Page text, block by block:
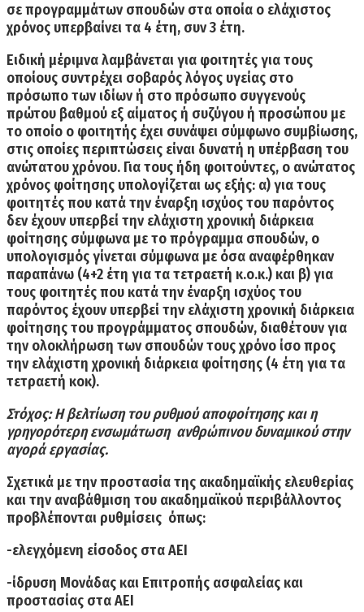
σε προγραμμάτων σπουδών στα οποία ο ελάχιστος
χρόνος υπερβαίνει τα 4 έτη, συν 3 έτη.
Ειδική μέριμνα λαμβάνεται για φοιτητές για τους
οποίους συντρέχει σοβαρός λόγος υγείας στο
πρόσωπο των ιδίων ή στο πρόσωπο συγγενούς
πρώτου βαθμού εξ αίματος ή συζύγου ή προσώπου με
το οποίο ο φοιτητής έχει συνάψει σύμφωνο συμβίωσης,
στις οποίες περιπτώσεις είναι δυνατή η υπέρβαση του
ανώτατου χρόνου. Για τους ήδη φοιτούντες, ο ανώτατος
χρόνος φοίτησης υπολογίζεται ως εξής: α) για τους
φοιτητές που κατά την έναρξη ισχύος του παρόντος
δεν έχουν υπερβεί την ελάχιστη χρονική διάρκεια
φοίτησης σύμφωνα με το πρόγραμμα σπουδών, ο
υπολογισμός γίνεται σύμφωνα με όσα αναφέρθηκαν
παραπάνω (4+2 έτη για τα τετραετή κ.ο.κ.) και β) για
τους φοιτητές που κατά την έναρξη ισχύος του
παρόντος έχουν υπερβεί την ελάχιστη χρονική διάρκεια
φοίτησης του προγράμματος σπουδών, διαθέτουν για
την ολοκλήρωση των σπουδών τους χρόνο ίσο προς
την ελάχιστη χρονική διάρκεια φοίτησης (4 έτη για τα
τετραετή κοκ).
Στόχος: Η βελτίωση του ρυθμού αποφοίτησης και η
γρηγορότερη ενσωμάτωση ανθρώπινου δυναμικού στην
αγορά εργασίας.
Σχετικά με την προστασία της ακαδημαϊκής ελευθερίας
και την αναβάθμιση του ακαδημαϊκού περιβάλλοντος
προβλέπονται ρυθμίσεις όπως:
-ελεγχόμενη είσοδος στα ΑΕΙ
-ίδρυση Μονάδας και Επιτροπής ασφαλείας και
προστασίας στα ΑΕΙ